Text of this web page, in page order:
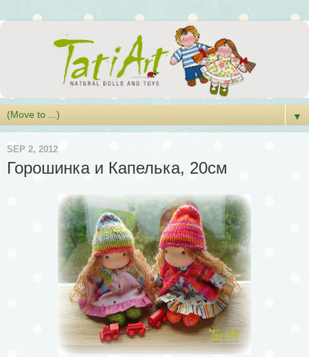
▼
SEP 2, 2012
Горошинка и Капелька, 20см